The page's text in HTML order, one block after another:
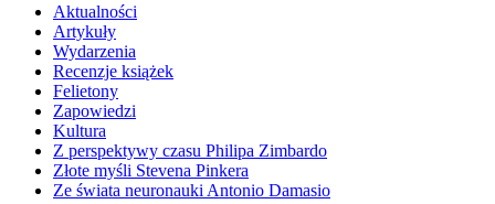
Aktualności
Artykuły
Wydarzenia
Recenzje książek
Felietony
Zapowiedzi
Kultura
Z perspektywy czasu Philipa Zimbardo
Złote myśli Stevena Pinkera
Ze świata neuronauki Antonio Damasio